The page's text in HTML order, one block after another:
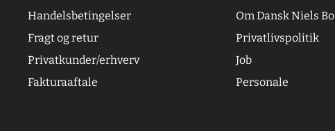
Handelsbetingelser
Fragt og retur
Privatkunder/erhverv
Fakturaaftale
Om Dansk Niels Bo
Privatlivspolitik
Job
Personale